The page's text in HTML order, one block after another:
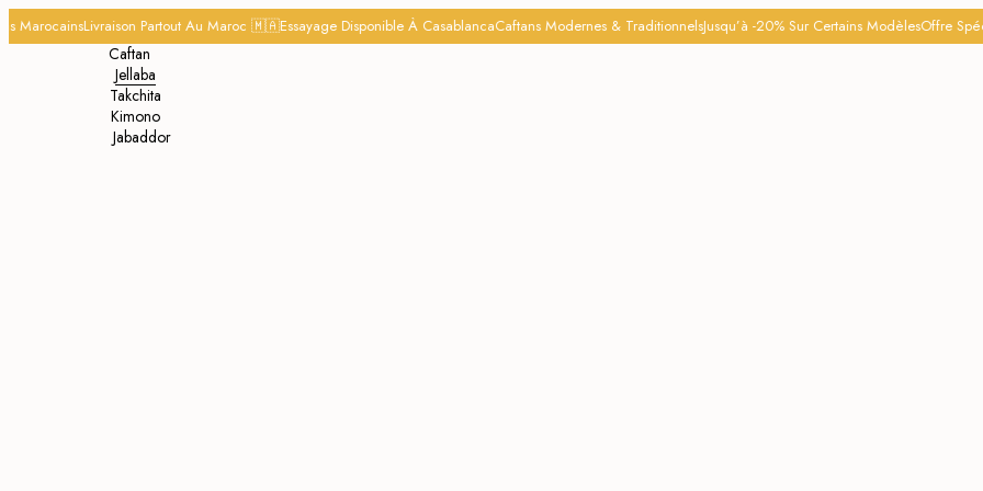
MarocainsLivraison Partout Au Maroc 🇲🇦Essayage Disponible À CasablancaCaftans Modernes & TraditionnelsJusqu’à -20% Sur Certains ModèlesOffre
Caftan
Jellaba
Takchita
Kimono
Jabaddor